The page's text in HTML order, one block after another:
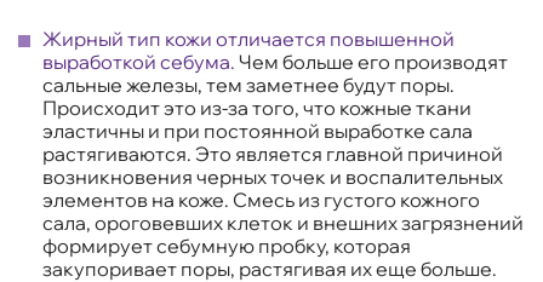
Жирный тип кожи отличается повышенной
выработкой себума. Чем больше его производят
сальные железы, тем заметнее будут поры.
Происходит это из-за того, что кожные ткани
эластичны и при постоянной выработке сала
растягиваются. Это является главной причиной
возникновения черных точек и воспалительных
элементов на коже. Смесь из густого кожного
сала, ороговевших клеток и внешних загрязнений
формирует себумную пробку, которая
закупоривает поры, растягивая их еще больше.